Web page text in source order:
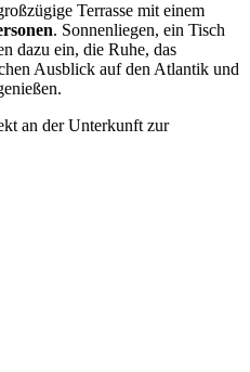
Terrasse mit einem
. Sonnenliegen, ein Tisch
dazu ein, die Ruhe, das
Ausblick auf den Atlantik und
an der Unterkunft zur